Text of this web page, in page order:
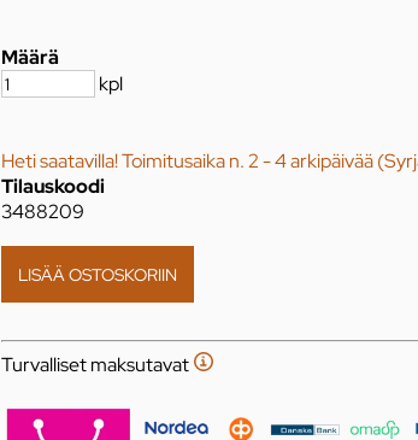
Määrä
kpl
Heti saatavilla! Toimitusaika n. 2 - 4 arkipäivää
Tilauskoodi
3488209
Turvalliset maksutavat